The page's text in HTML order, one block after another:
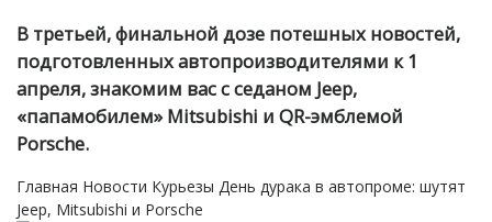
В третьей, финальной дозе потешных новостей,
подготовленных автопроизводителями к 1
апреля, знакомим вас с седаном Jeep,
«папамобилем» Mitsubishi и QR-эмблемой
Porsche.
Главная Новости Курьезы День дурака в автопроме: шутят
Jeep, Mitsubishi и Porsche